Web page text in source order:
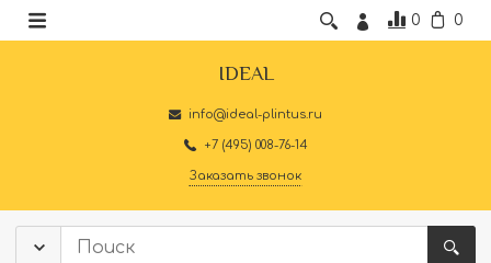
0 0
IDEAL
info@ideal-plintus.ru
+7 (495) 008-76-14
Заказать звонок